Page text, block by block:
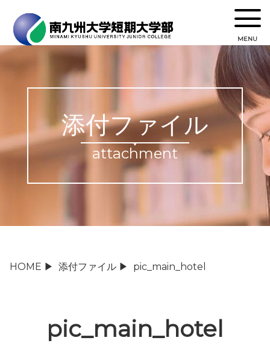
MENU
添付ファイル
attachment
HOME ▶ 添付ファイル ▶ pic_main_hotel
pic_main_hotel